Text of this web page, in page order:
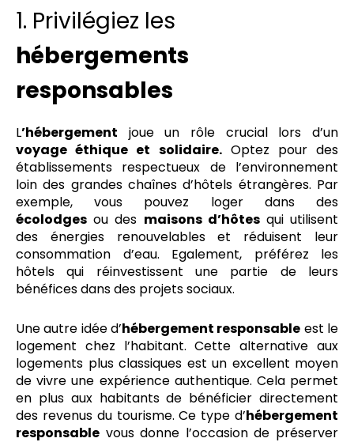
1. Privilégiez les
hébergements
responsables
L’hébergement joue un rôle crucial lors d’un
voyage éthique et solidaire.Optez pour des
établissements respectueux de l’environnement
loin des grandes chaînes d’hôtels étrangères. Par
exemple, vous pouvez loger dans des
écolodges ou des maisons d’hôtesqui utilisent
des énergies renouvelables et réduisent leur
consommation d’eau. Egalement, préférez les
hôtels qui réinvestissent une partie de leurs
bénéfices dans des projets sociaux.
Une autre idée d’hébergement responsable est le
logement chez l’habitant. Cette alternative aux
logements plus classiques est un excellent moyen
de vivre une expérience authentique. Cela permet
en plus aux habitants de bénéficier directement
des revenus du tourisme. Ce type d’hébergement
responsable vous donne l’occasion de préserver